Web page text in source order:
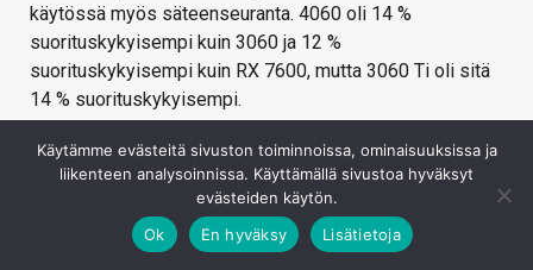
käytössä myös säteenseuranta. 4060 oli 14 %
suorituskykyisempi kuin 3060 ja 12 %
suorituskykyisempi kuin RX 7600, mutta 3060 Ti oli sitä
14 % suorituskykyisempi.
Käytämme evästeitä sivuston toiminnoissa, ominaisuuksissa ja
liikenteen analysoinnissa. Käyttämällä sivustoa hyväksyt
evästeiden käytön.
Ok
En hyväksy Lisätietoja